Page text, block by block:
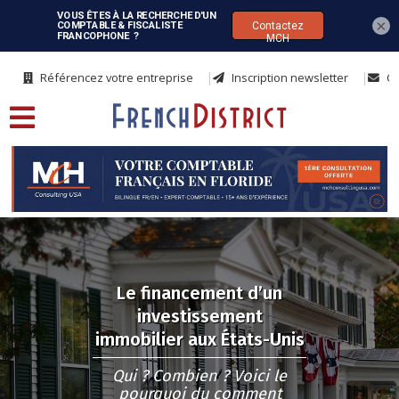
Référencez votre entreprise Inscription newsletter
Le financement d’un
investissement
immobilier aux États-Unis
Qui ? Combien ? Voici le
pourquoi du comment
×